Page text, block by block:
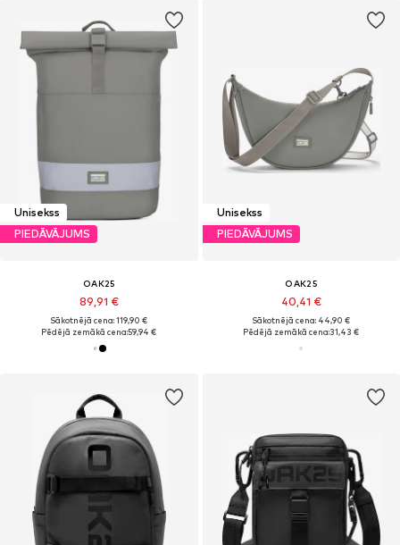
Unisekss
PIEDĀVĀJUMS
OAK25
89,91 €
Sākotnējā cena: 119,90 €
Pēdējā zemākā cena:59,94 €
Unisekss
PIEDĀVĀJUMS
OAK25
40,41 €
Sākotnējā cena: 44,90 €
Pēdējā zemākā cena:31,43 €